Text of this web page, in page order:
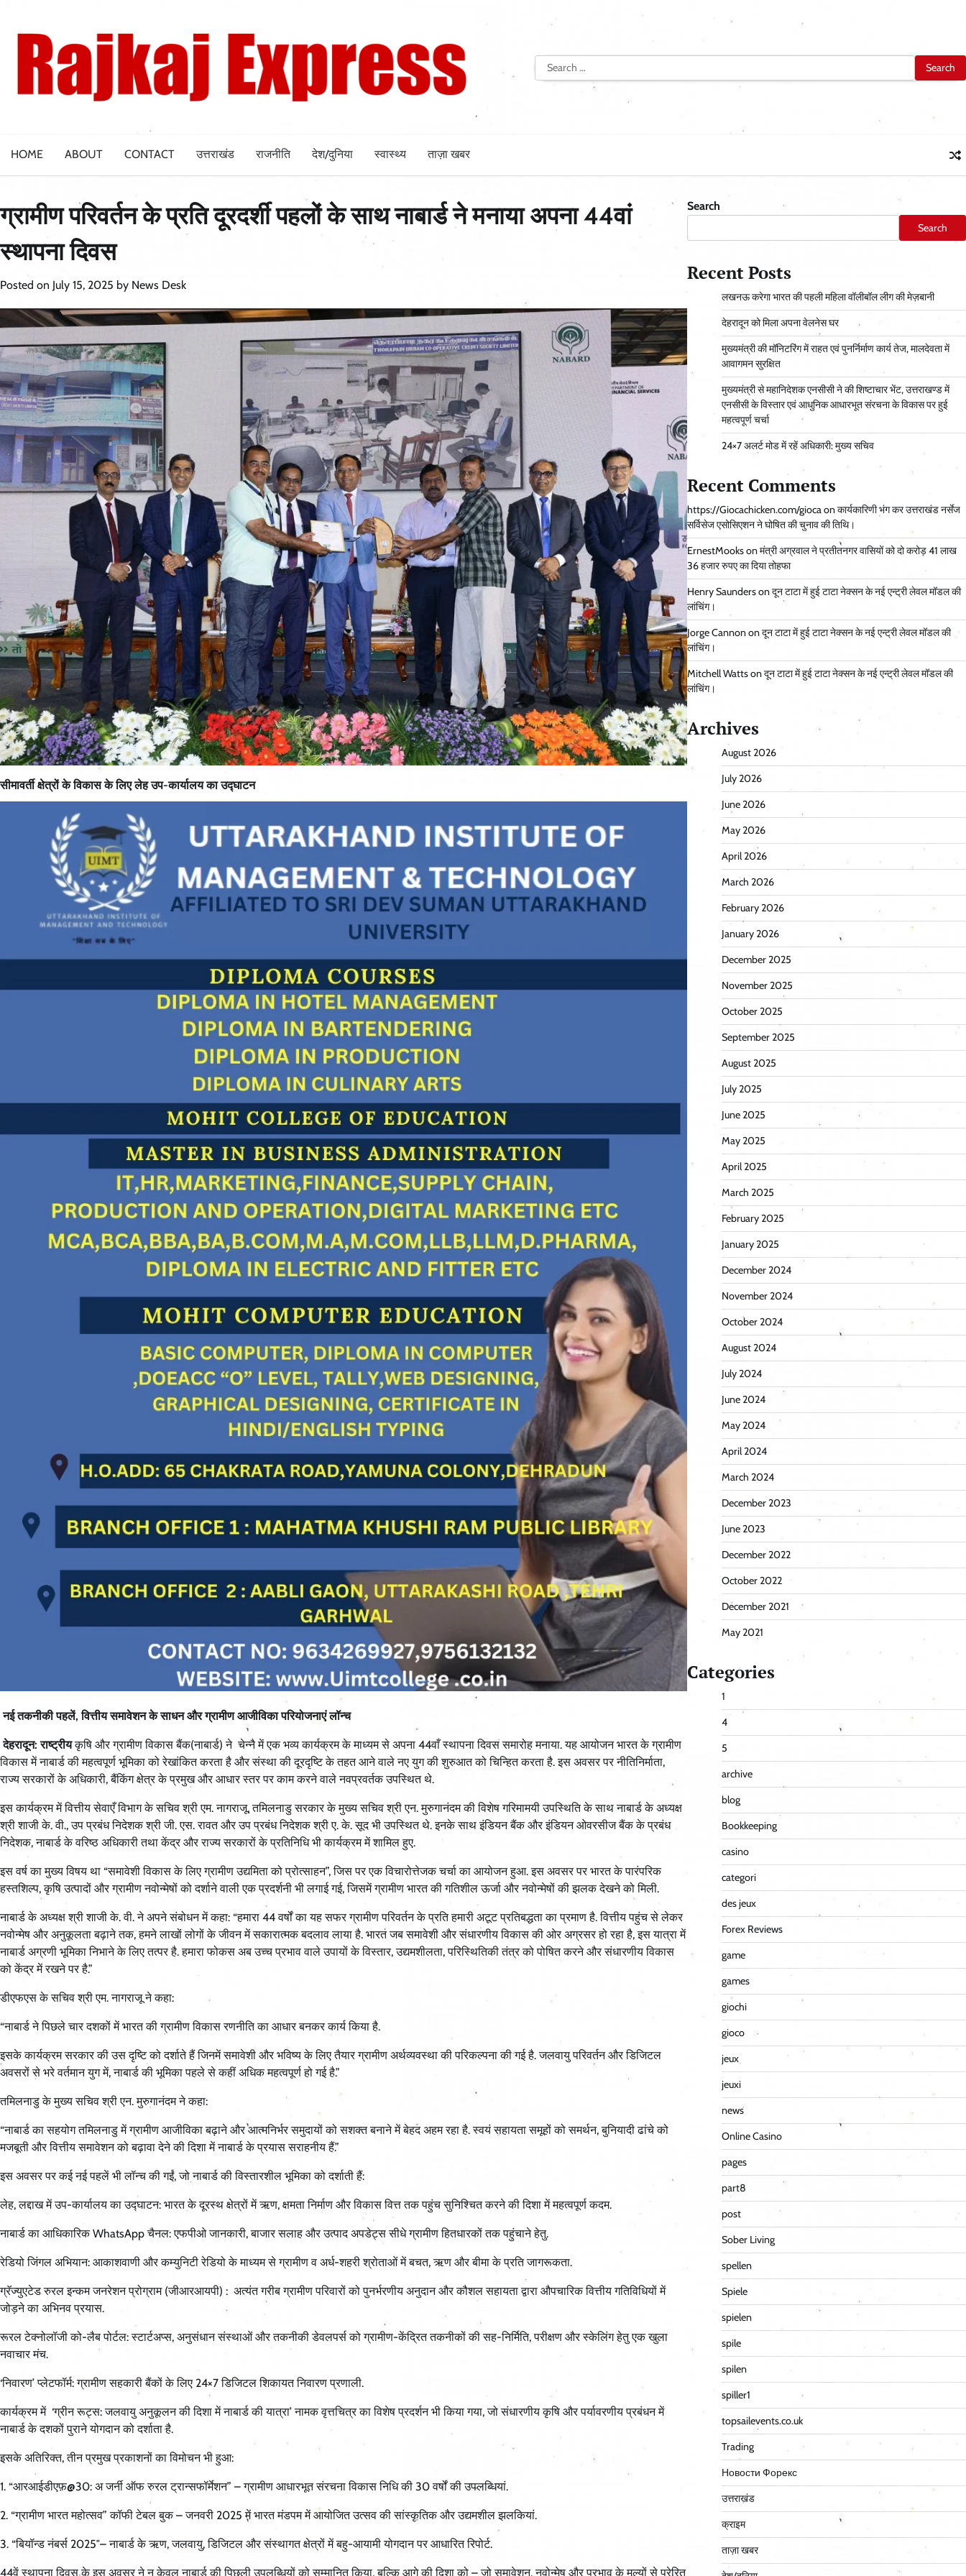
content
Search
for:
HOME ABOUT CONTACT उत्तराखंड राजनीति देश/दुनिया स्वास्थ्य ताज़ा खबर
ग्रामीण परिवर्तन के प्रति दूरदर्शी पहलों के साथ नाबार्ड ने मनाया अपना 44वां
स्थापना दिवस
Posted on July 15, 2025 by News Desk
सीमावर्ती क्षेत्रों के विकास के लिए लेह उप-कार्यालय का उद्घाटन
नई तकनीकी पहलें, वित्तीय समावेशन के साधन और ग्रामीण आजीविका परियोजनाएं लॉन्च
देहरादून: राष्ट्रीयकृषि और ग्रामीण विकास बैंक(नाबार्ड) ने चेन्नै में एक भव्य कार्यक्रम के माध्यम से अपना 44वाँ स्थापना दिवस समारोह मनाया. यह आयोजन भारत के ग्रामीण
विकास में नाबार्ड की महत्वपूर्ण भूमिका को रेखांकित करता है और संस्था की दूरदृष्टि के तहत आने वाले नए युग की शुरुआत को चिन्हित करता है. इस अवसर पर नीतिनिर्माता,
राज्य सरकारों के अधिकारी, बैंकिंग क्षेत्र के प्रमुख और आधार स्तर पर काम करने वाले नवप्रवर्तक उपस्थित थे.
इस कार्यक्रम में वित्तीय सेवाएँ विभाग के सचिव श्री एम. नागराजू, तमिलनाडु सरकार के मुख्य सचिव श्री एन. मुरुगानंदम की विशेष गरिमामयी उपस्थिति के साथ नाबार्ड के अध्यक्ष
श्री शाजी के. वी., उप प्रबंध निदेशक श्री जी. एस. रावत और उप प्रबंध निदेशक श्री ए. के. सूद भी उपस्थित थे. इनके साथ इंडियन बैंक और इंडियन ओवरसीज बैंक के प्रबंध
निदेशक, नाबार्ड के वरिष्ठ अधिकारी तथा केंद्र और राज्य सरकारों के प्रतिनिधि भी कार्यक्रम में शामिल हुए.
इस वर्ष का मुख्य विषय था “समावेशी विकास के लिए ग्रामीण उद्यमिता को प्रोत्साहन”, जिस पर एक विचारोत्तेजक चर्चा का आयोजन हुआ. इस अवसर पर भारत के पारंपरिक
हस्तशिल्प, कृषि उत्पादों और ग्रामीण नवोन्मेषों को दर्शाने वाली एक प्रदर्शनी भी लगाई गई, जिसमें ग्रामीण भारत की गतिशील ऊर्जा और नवोन्मेषों की झलक देखने को मिली.
नाबार्ड के अध्यक्ष श्री शाजी के. वी. ने अपने संबोधन में कहा: “हमारा 44 वर्षों का यह सफर ग्रामीण परिवर्तन के प्रति हमारी अटूट प्रतिबद्धता का प्रमाण है. वित्तीय पहुंच से लेकर
नवोन्मेष और अनुकूलता बढ़ाने तक, हमने लाखों लोगों के जीवन में सकारात्मक बदलाव लाया है. भारत जब समावेशी और संधारणीय विकास की ओर अग्रसर हो रहा है, इस यात्रा में
नाबार्ड अग्रणी भूमिका निभाने के लिए तत्पर है. हमारा फोकस अब उच्च प्रभाव वाले उपायों के विस्तार, उद्यमशीलता, परिस्थितिकी तंत्र को पोषित करने और संधारणीय विकास
को केंद्र में रखने पर है.”
डीएफएस के सचिव श्री एम. नागराजू ने कहा:
“नाबार्ड ने पिछले चार दशकों में भारत की ग्रामीण विकास रणनीति का आधार बनकर कार्य किया है.
इसके कार्यक्रम सरकार की उस दृष्टि को दर्शाते हैं जिनमें समावेशी और भविष्य के लिए तैयार ग्रामीण अर्थव्यवस्था की परिकल्पना की गई है. जलवायु परिवर्तन और डिजिटल
अवसरों से भरे वर्तमान युग में, नाबार्ड की भूमिका पहले से कहीं अधिक महत्वपूर्ण हो गई है.”
तमिलनाडु के मुख्य सचिव श्री एन. मुरुगानंदम ने कहा:
“नाबार्ड का सहयोग तमिलनाडु में ग्रामीण आजीविका बढ़ाने और आत्मनिर्भर समुदायों को सशक्त बनाने में बेहद अहम रहा है. स्वयं सहायता समूहों को समर्थन, बुनियादी ढांचे को
मजबूती और वित्तीय समावेशन को बढ़ावा देने की दिशा में नाबार्ड के प्रयास सराहनीय हैं.”
इस अवसर पर कई नई पहलें भी लॉन्च की गईं, जो नाबार्ड की विस्तारशील भूमिका को दर्शाती हैं:
लेह, लद्दाख में उप-कार्यालय का उद्घाटन: भारत के दूरस्थ क्षेत्रों में ऋण, क्षमता निर्माण और विकास वित्त तक पहुंच सुनिश्चित करने की दिशा में महत्वपूर्ण कदम.
नाबार्ड का आधिकारिक WhatsApp चैनल: एफपीओ जानकारी, बाजार सलाह और उत्पाद अपडेट्स सीधे ग्रामीण हितधारकों तक पहुंचाने हेतु.
रेडियो जिंगल अभियान: आकाशवाणी और कम्युनिटी रेडियो के माध्यम से ग्रामीण व अर्ध-शहरी श्रोताओं में बचत, ऋण और बीमा के प्रति जागरूकता.
ग्रॅज्युएटेड रुरल इन्कम जनरेशन प्रोग्राम (जीआरआयपी) : अत्यंत गरीब ग्रामीण परिवारों को पुनर्भरणीय अनुदान और कौशल सहायता द्वारा औपचारिक वित्तीय गतिविधियों में
जोड़ने का अभिनव प्रयास.
रूरल टेक्नोलॉजी को-लैब पोर्टल: स्टार्टअप्स, अनुसंधान संस्थाओं और तकनीकी डेवलपर्स को ग्रामीण-केंद्रित तकनीकों की सह-निर्मिति, परीक्षण और स्केलिंग हेतु एक खुला
नवाचार मंच.
‘निवारण’ प्लेटफॉर्म: ग्रामीण सहकारी बैंकों के लिए 24×7 डिजिटल शिकायत निवारण प्रणाली.
कार्यक्रम में ‘ग्रीन रूट्स: जलवायु अनुकूलन की दिशा में नाबार्ड की यात्रा’ नामक वृत्तचित्र का विशेष प्रदर्शन भी किया गया, जो संधारणीय कृषि और पर्यावरणीय प्रबंधन में
नाबार्ड के दशकों पुराने योगदान को दर्शाता है.
इसके अतिरिक्त, तीन प्रमुख प्रकाशनों का विमोचन भी हुआ:
1. “आरआईडीएफ़@30: अ जर्नी ऑफ रुरल ट्रान्सफॉर्मेशन” – ग्रामीण आधारभूत संरचना विकास निधि की 30 वर्षों की उपलब्धियां.
2. “ग्रामीण भारत महोत्सव” कॉफी टेबल बुक – जनवरी 2025 में भारत मंडपम में आयोजित उत्सव की सांस्कृतिक और उद्यमशील झलकियां.
3. “बियॉन्ड नंबर्स 2025″– नाबार्ड के ऋण, जलवायु, डिजिटल और संस्थागत क्षेत्रों में बहु-आयामी योगदान पर आधारित रिपोर्ट.
44वें स्थापना दिवस के इस अवसर ने न केवल नाबार्ड की पिछली उपलब्धियों को सम्मानित किया, बल्कि आगे की दिशा को – जो समावेशन, नवोन्मेष और प्रभाव के मूल्यों से प्रेरित
Search
Search
Recent Posts
लखनऊ करेगा भारत की पहली महिला वॉलीबॉल लीग की मेज़बानी
देहरादून को मिला अपना वेलनेस घर
मुख्यमंत्री की मॉनिटरिंग में राहत एवं पुनर्निर्माण कार्य तेज, मालदेवता में
आवागमन सुरक्षित
मुख्यमंत्री से महानिदेशक एनसीसी ने की शिष्टाचार भेंट, उत्तराखण्ड में
एनसीसी के विस्तार एवं आधुनिक आधारभूत संरचना के विकास पर हुई
महत्वपूर्ण चर्चा
24×7 अलर्ट मोड में रहें अधिकारी: मुख्य सचिव
Recent Comments
https://Giocachicken.com/giocaonकार्यकारिणी भंग कर उत्तराखंड नर्सेज
सर्विसेज एसोसिएशन ने घोषित की चुनाव की तिथि।
ErnestMooksonमंत्री अग्रवाल ने प्रतीतनगर वासियों को दो करोड़ 41 लाख
36 हजार रुपए का दिया तोहफा
Henry Saundersonदून टाटा में हुई टाटा नेक्सन के नई एन्ट्री लेवल मॉडल की
लांचिंग।
Jorge Cannononदून टाटा में हुई टाटा नेक्सन के नई एन्ट्री लेवल मॉडल की
लांचिंग।
Mitchell Wattsonदून टाटा में हुई टाटा नेक्सन के नई एन्ट्री लेवल मॉडल की
लांचिंग।
Archives
August 2026
July 2026
June 2026
May 2026
April 2026
March 2026
February 2026
January 2026
December 2025
November 2025
October 2025
September 2025
August 2025
July 2025
June 2025
May 2025
April 2025
March 2025
February 2025
January 2025
December 2024
November 2024
October 2024
August 2024
July 2024
June 2024
May 2024
April 2024
March 2024
December 2023
June 2023
December 2022
October 2022
December 2021
May 2021
Categories
1
4
5
archive
blog
Bookkeeping
casino
categori
des jeux
Forex Reviews
game
games
giochi
gioco
jeux
jeuxi
news
Online Casino
pages
part8
post
Sober Living
spellen
Spiele
spielen
spile
spilen
spiller1
topsailevents.co.uk
Trading
Новости Форекс
उत्तराखंड
क्राइम
ताज़ा खबर